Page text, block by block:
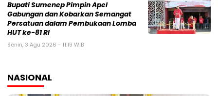
Bupati Sumenep Pimpin Apel
Gabungan dan Kobarkan Semangat
Persatuan dalam Pembukaan Lomba
HUT ke-81 RI
Senin, 3 Agu 2026 - 11:19 WIB
NASIONAL